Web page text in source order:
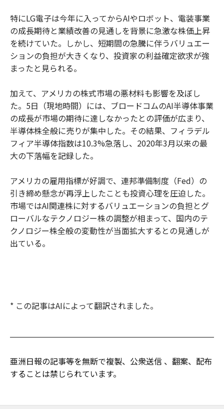
特にLG電子は今年に入ってからAIやロボット、電装事業
の成長期待と業績改善の見通しを背景に急激な株価上昇
を続けていた。しかし、短期間の急騰に伴うバリュエー
ションの負担が大きくなり、投資家の利益確定欲求が強
まったと見られる。
加えて、アメリカの株式市場の悪材料も影響を及ぼし
た。5日（現地時間）には、ブロードコムのAI半導体事業
の成長が市場の期待に達しなかったとの評価が広まり、
半導体株全般に売りが集中した。その結果、フィラデル
フィア半導体指数は10.3%急落し、2020年3月以来の最
大の下落幅を記録した。
アメリカの雇用指標が好調で、連邦準備制度（Fed）の
引き締め懸念が再浮上したことも投資心理を圧迫した。
市場ではAI関連株に対するバリュエーションの負担とグ
ローバルなテクノロジー株の調整が相まって、国内のテ
クノロジー株全般の変動性が当面拡大するとの見通しが
出ている。
* この記事はAIによって翻訳されました。
亜洲日報の記事等を無断で複製、公衆送信 、翻案、配布
することは禁じられています。